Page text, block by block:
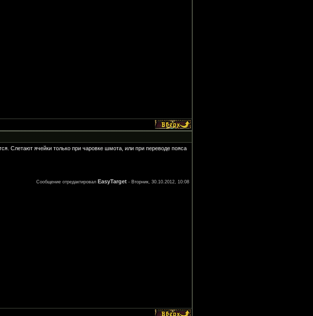
Слетают ячейки только при чаровке шмота, или при переводе пояса
Сообщение отредактировал EasyTarget - Вторник, 30.10.2012, 10:08